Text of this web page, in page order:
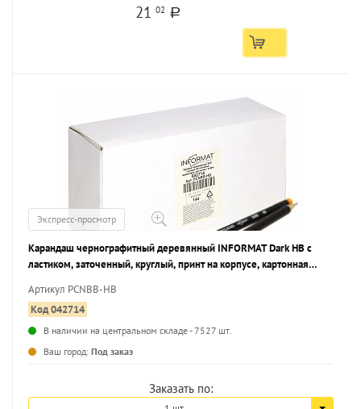
2102 a
Экспресс-просмотр
Карандаш чернографитный деревянный INFORMAT Dark НВ с
ластиком, заточенный, круглый, принт на корпусе, картонная
Артикул PCNBB-HB
Код 042714
В наличии на центральном складе - 7527 шт.
Ваш город: Под заказ
Заказать по: